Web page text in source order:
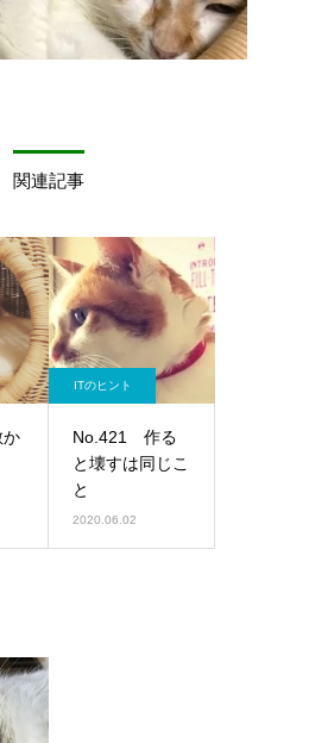
関連記事
ITのヒント
No.421 作る
と壊すは同じこ
と
2020.06.02